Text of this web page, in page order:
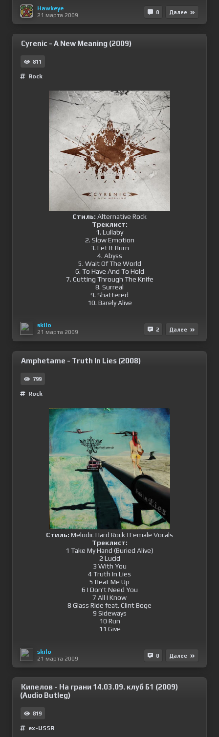
Hawkeye
21 марта 2009
0 Далее
Cyrenic - A New Meaning (2009)
811
Rock
Стиль: Alternative Rock
Треклист:
1. Lullaby
2. Slow Emotion
3. Let It Burn
4. Abyss
5. Wait Of The World
6. To Have And To Hold
7. Cutting Through The Knife
8. Surreal
9. Shattered
10. Barely Alive
skilo
21 марта 2009
2 Далее
Amphetame - Truth In Lies (2008)
799
Rock
Стиль: Melodic Hard Rock | Female Vocals
Треклист:
1 Take My Hand (Buried Alive)
2 Lucid
3 With You
4 Truth In Lies
5 Beat Me Up
6 I Don't Need You
7 All I Know
8 Glass Ride feat. Clint Boge
9 Sideways
10 Run
11 Give
skilo
21 марта 2009
0 Далее
Кипелов - На грани 14.03.09. клуб Б1 (2009)
(Audio Butleg)
819
ex-USSR